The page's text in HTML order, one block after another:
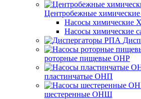
Центробежные
Насосы химические
Насосы химические
роторные пищевые ОНР
пластинчатые ОНП
шестеренные ОНШ